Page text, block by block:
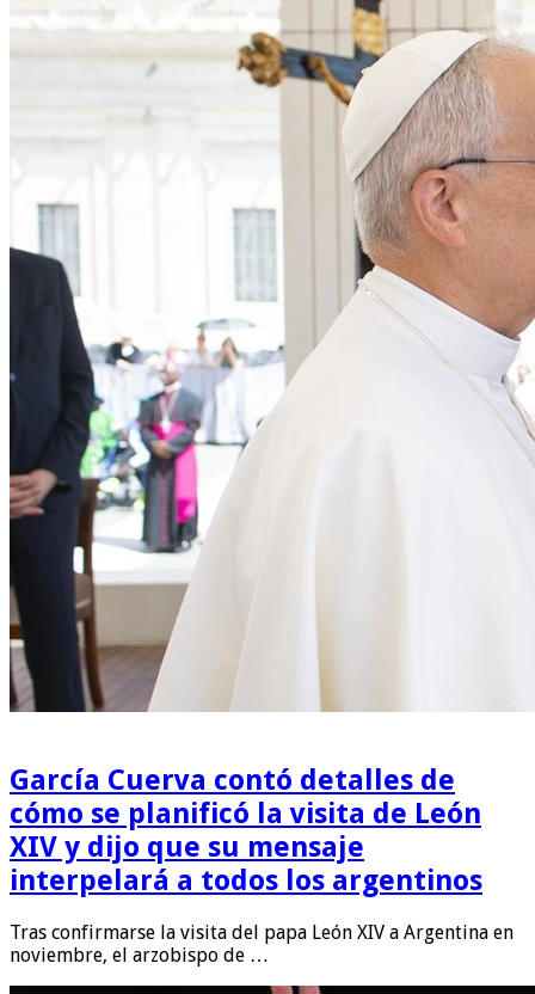
García Cuerva contó detalles de
cómo se planificó la visita de León
XIV y dijo que su mensaje
interpelará a todos los argentinos
Tras confirmarse la visita del papa León XIV a Argentina en
noviembre, el arzobispo de …